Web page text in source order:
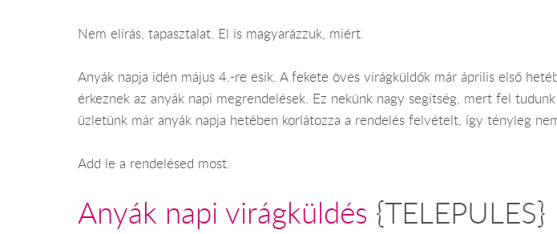
Nem elírás, tapasztalat. El is magyarázzuk, miért.
Anyák napja idén május 4.-re esik. A fekete öves virágküldők már április első
érkeznek az anyák napi megrendelések. Ez nekünk nagy segítség, mert fel
üzletünk már anyák napja hetében korlátozza a rendelés felvételt, így tényleg
Add le a rendelésed most.
Anyák napi virágküldés {TELEPULES}